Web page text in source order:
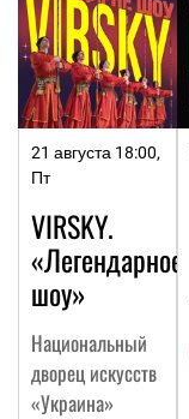
21 августа 18:00,
Пт
VIRSKY.
«Легендарное
шоу»
Национальный
дворец искусств
«Украина»